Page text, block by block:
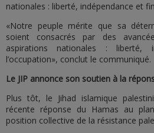
nationales : liberté, indépendance et
«Notre peuple mérite que sa
soient consacrés par des
aspirations nationales : liberté,
l’occupation», conclut le communiqué.
Le JIP annonce son soutien à la
Plus tôt, le Jihad islamique
récente réponse du Hamas au
position collective de la résistance